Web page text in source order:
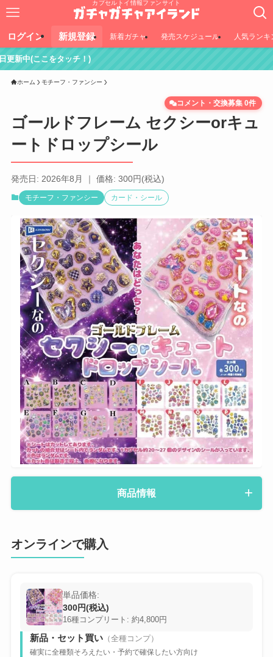
カプセルトイ情報ファンサイト
ログイン 新規登録 新着ガチャ 発売スケジュール 人気ランキ
チ！)
ホーム モチーフ・ファンシー
ゴールドフレーム セクシーorキュ
ートドロップシール
コメント・交換募集 0件
発売日: 2026年8月 ｜ 価格: 300円(税込)
モチーフ・ファンシー カード・シール
商品情報
オンラインで購入
単品価格:
300円(税込)
16種コンプリート: 約4,800円
新品・セット買い（全種コンプ）
確実に全種類そろえたい・予約で確保したい方向け